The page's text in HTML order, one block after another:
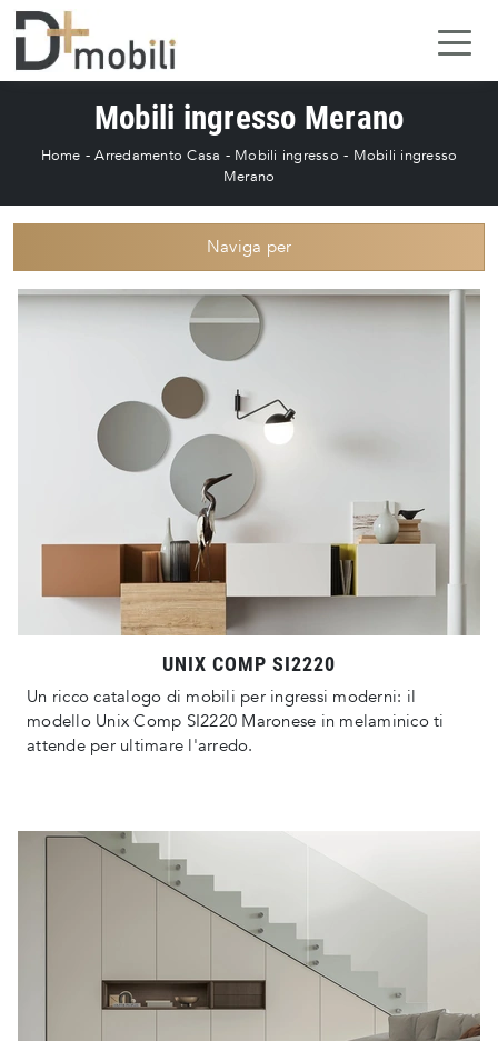
Mobili ingresso Merano
Home -Arredamento Casa - Mobili ingresso - Mobili ingresso
Merano
Naviga per
UNIX COMP SI2220
Un ricco catalogo di mobili per ingressi moderni: il
modello Unix Comp SI2220 Maronese in melaminico ti
attende per ultimare l'arredo.